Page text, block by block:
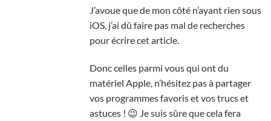
J’avoue que de mon côté n’ayant rien sous
iOS, j’ai dû faire pas mal de recherches
pour écrire cet article.
Donc celles parmi vous qui ont du
matériel Apple, n’hésitez pas à partager
vos programmes favoris et vos trucs et
astuces ! 😉 Je suis sûre que cela fera